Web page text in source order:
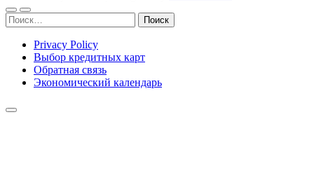
Найти:
Privacy Policy
Выбор кредитных карт
Обратная связь
Экономический календарь